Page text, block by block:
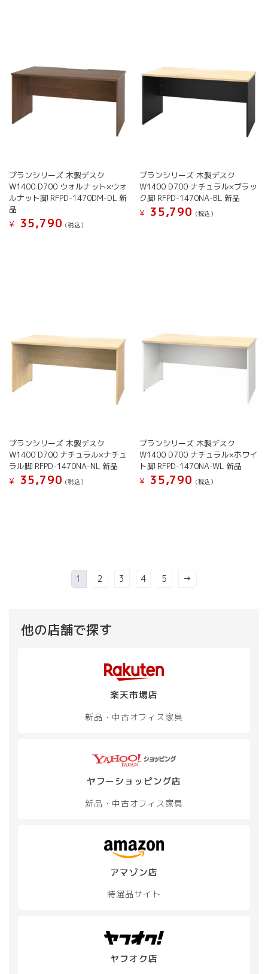
プランシリーズ 木製デスク
W1400 D700 ウォルナット×ウォ
ルナット脚 RFPD-1470DM-DL 新
品
¥
35,790 (税込）
プランシリーズ 木製デスク
W1400 D700 ナチュラル×ブラッ
ク脚 RFPD-1470NA-BL 新品
¥
35,790 (税込）
プランシリーズ 木製デスク
W1400 D700 ナチュラル×ナチュ
ラル脚 RFPD-1470NA-NL 新品
¥
35,790 (税込）
プランシリーズ 木製デスク
W1400 D700 ナチュラル×ホワイ
ト脚 RFPD-1470NA-WL 新品
¥
35,790 (税込）
1 2 3 4 5 →
他の店舗で探す
楽天市場店
新品・中古オフィス家具
ヤフーショッピング店
新品・中古オフィス家具
アマゾン店
特選品サイト
ヤフオク店